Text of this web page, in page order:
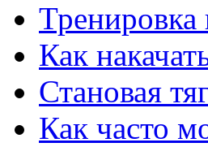
Как
Становая
Как часто